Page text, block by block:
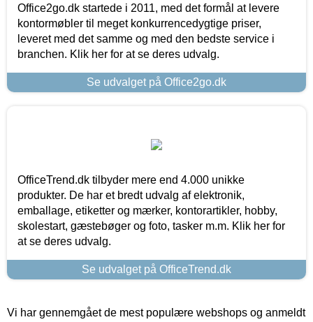
Office2go.dk startede i 2011, med det formål at levere
kontormøbler til meget konkurrencedygtige priser,
leveret med det samme og med den bedste service i
branchen. Klik her for at se deres udvalg.
Se udvalget på Office2go.dk
OfficeTrend.dk tilbyder mere end 4.000 unikke
produkter. De har et bredt udvalg af elektronik,
emballage, etiketter og mærker, kontorartikler, hobby,
skolestart, gæstebøger og foto, tasker m.m. Klik her for
at se deres udvalg.
Se udvalget på OfficeTrend.dk
Vi har gennemgået de mest populære webshops og anmeldt